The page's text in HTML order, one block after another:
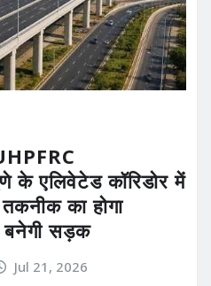
एलिवेटेड कॉरिडोर में
का होगा
बनेगी सड़क
Jul 21, 2026